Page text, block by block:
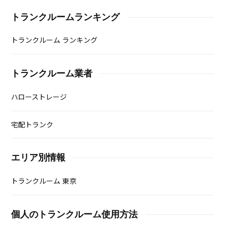
トランクルームランキング
トランクルーム ランキング
トランクルーム業者
ハローストレージ
宅配トランク
エリア別情報
トランクルーム 東京
個人のトランクルーム使用方法